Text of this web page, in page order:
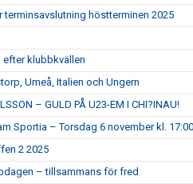
terminsavslutning höstterminen 2025
efter klubbkvällen
Umeå, Italien och Ungern
– GULD PÅ U23-EM I CHI?INAU!
Sportia – Torsdag 6 november kl.
2 2025
– tillsammans för fred